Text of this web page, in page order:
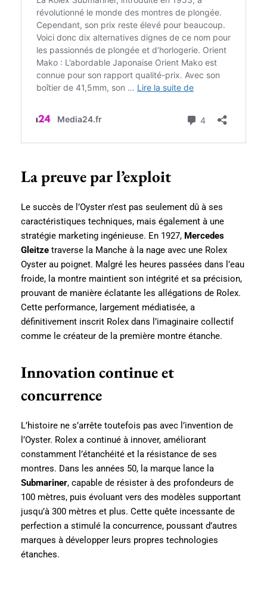
La preuve par l’exploit
Le succès de l’Oyster n’est pas seulement dû à ses
caractéristiques techniques, mais également à une
stratégie marketing ingénieuse. En 1927, Mercedes
Gleitze traverse la Manche à la nage avec une Rolex
Oyster au poignet. Malgré les heures passées dans l’eau
froide, la montre maintient son intégrité et sa précision,
prouvant de manière éclatante les allégations de Rolex.
Cette performance, largement médiatisée, a
définitivement inscrit Rolex dans l’imaginaire collectif
comme le créateur de la première montre étanche.
Innovation continue et
concurrence
L’histoire ne s’arrête toutefois pas avec l’invention de
l’Oyster. Rolex a continué à innover, améliorant
constamment l’étanchéité et la résistance de ses
montres. Dans les années 50, la marque lance la
Submariner, capable de résister à des profondeurs de
100 mètres, puis évoluant vers des modèles supportant
jusqu’à 300 mètres et plus. Cette quête incessante de
perfection a stimulé la concurrence, poussant d’autres
marques à développer leurs propres technologies
étanches.